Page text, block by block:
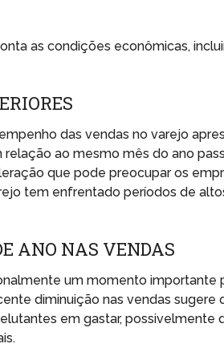
as condições econômicas,
das vendas no varejo
ao mesmo mês do ano
que pode preocupar os
tem enfrentado períodos de
ANO NAS VENDAS
um momento importante
diminuição nas vendas sugere
em gastar, possivelmente